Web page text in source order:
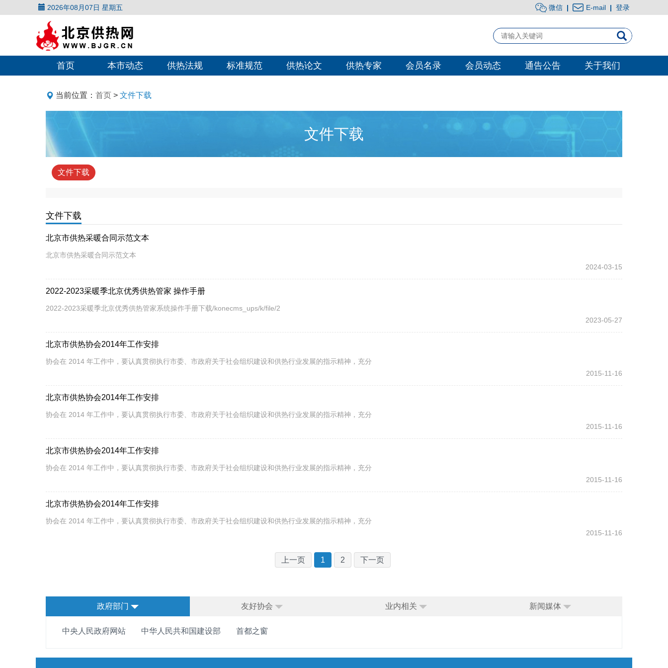
2026年08月07日 星期五 微信 | E-mail | 登录
首页 本市动态 供热法规 标准规范 供热论文 供热专家 会员名录 会员动态 通告公告 关于我们
当前位置： 首页 > 文件下载
文件下载
文件下载
文件下载
北京市供热采暖合同示范文本
北京市供热采暖合同示范文本
2024-03-15
2022-2023采暖季北京优秀供热管家 操作手册
2022-2023采暖季北京优秀供热管家系统操作手册下载/konecms_ups/k/file/2
2023-05-27
北京市供热协会2014年工作安排
协会在 2014 年工作中，要认真贯彻执行市委、市政府关于社会组织建设和供热行业发展的指示精神，充分
2015-11-16
北京市供热协会2014年工作安排
协会在 2014 年工作中，要认真贯彻执行市委、市政府关于社会组织建设和供热行业发展的指示精神，充分
2015-11-16
北京市供热协会2014年工作安排
协会在 2014 年工作中，要认真贯彻执行市委、市政府关于社会组织建设和供热行业发展的指示精神，充分
2015-11-16
北京市供热协会2014年工作安排
协会在 2014 年工作中，要认真贯彻执行市委、市政府关于社会组织建设和供热行业发展的指示精神，充分
2015-11-16
上一页 1 2 下一页
政府部门 友好协会 业内相关 新闻媒体
中央人民政府网站 中华人民共和国建设部 首都之窗